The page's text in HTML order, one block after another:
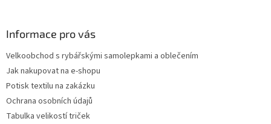
Informace pro vás
Velkoobchod s rybářskými samolepkami a oblečením
Jak nakupovat na e-shopu
Potisk textilu na zakázku
Ochrana osobních údajů
Tabulka velikostí triček